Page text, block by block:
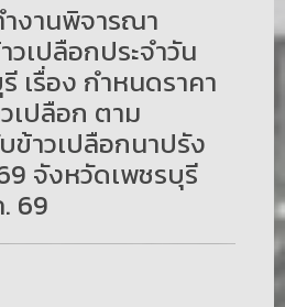
งานพิจารณา
เปลือกประจำวัน
เรื่อง กำหนดราคา
เปลือก ตาม
ข้าวเปลือกนาปรัง
จังหวัดเพชรบุรี
69